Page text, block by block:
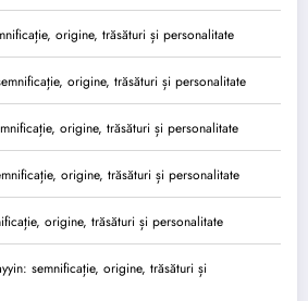
origine, trăsături și personalitate
origine, trăsături și personalitate
origine, trăsături și personalitate
origine, trăsături și personalitate
origine, trăsături și personalitate
semnificație, origine, trăsături și